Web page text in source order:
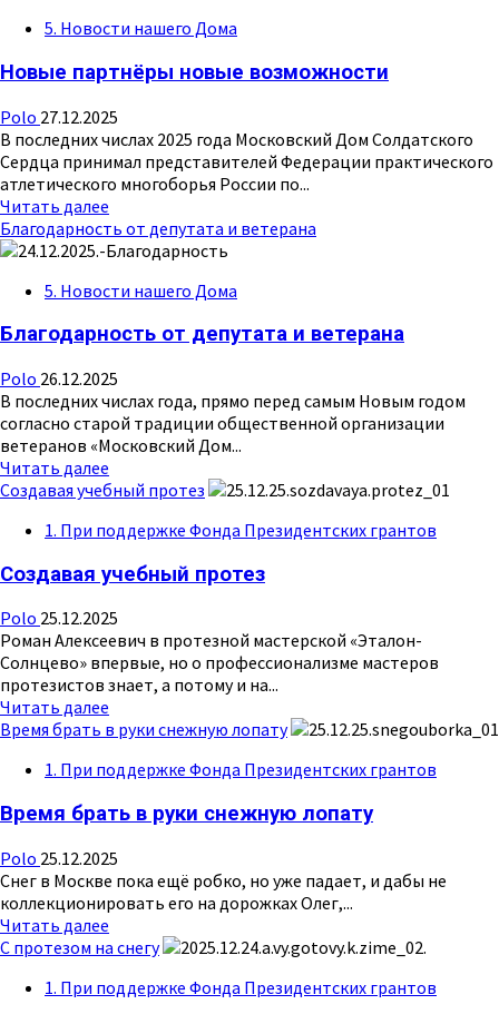
Дом
Сердца
защита
5. Новости нашего Дома
Новые партнёры новые возможности
Polo 27.12.2025
В последних числах 2025 года Московский Дом Солдатского
Сердца принимал представителей Федерации практического
атлетического многоборья России по...
Читать далее
больше
о
партнёры
возможности
Благодарность от депутата и ветерана
5. Новости нашего Дома
Благодарность от депутата и ветерана
Polo 26.12.2025
В последних числах года, прямо перед самым Новым годом
согласно старой традиции общественной организации
ветеранов «Московский Дом...
Читать далее
больше
Благодарность
депутата
ветерана
Создавая учебный протез
1. При поддержке Фонда Президентских грантов
Создавая учебный протез
Polo 25.12.2025
Роман Алексеевич в протезной мастерской «Эталон-
Солнцево» впервые, но о профессионализме мастеров
протезистов знает, а потому и на...
Читать далее
больше
Создавая
протез
Время брать в руки снежную лопату
1. При поддержке Фонда Президентских грантов
Время брать в руки снежную лопату
Polo 25.12.2025
Снег в Москве пока ещё робко, но уже падает, и дабы не
коллекционировать его на дорожках Олег,...
Читать далее
больше
Время
С протезом на снегу
1. При поддержке Фонда Президентских грантов